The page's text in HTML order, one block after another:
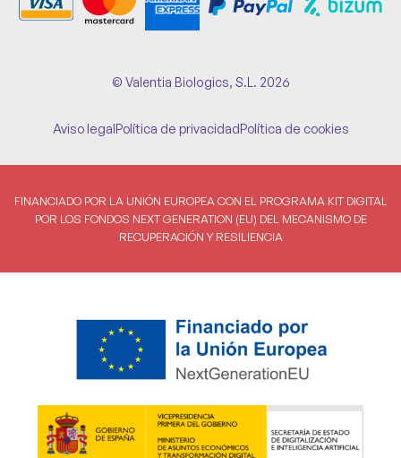
© Valentia Biologics, S.L. 2026
Aviso legalPolítica de privacidadPolítica de cookies
FINANCIADO POR LA UNIÓN EUROPEA CON EL PROGRAMA KIT DIGITAL
POR LOS FONDOS NEXT GENERATION (EU) DEL MECANISMO DE
RECUPERACIÓN Y RESILIENCIA